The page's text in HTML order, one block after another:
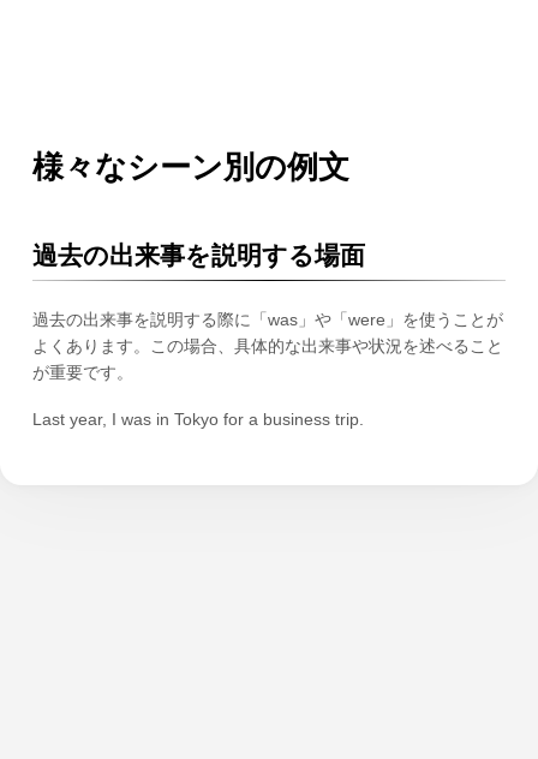
様々なシーン別の例文
過去の出来事を説明する場面
過去の出来事を説明する際に「was」や「were」を使うことが
よくあります。この場合、具体的な出来事や状況を述べること
が重要です。
Last year, I was in Tokyo for a business trip.